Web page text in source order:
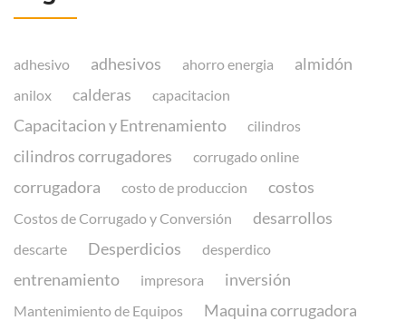
adhesivo adhesivos ahorro energia almidón
anilox calderas capacitacion
Capacitacion y Entrenamiento cilindros
cilindros corrugadores corrugado online
corrugadora costo de produccion costos
Costos de Corrugado y Conversión desarrollos
descarte Desperdicios desperdico
entrenamiento impresora inversión
Mantenimiento de Equipos Maquina corrugadora